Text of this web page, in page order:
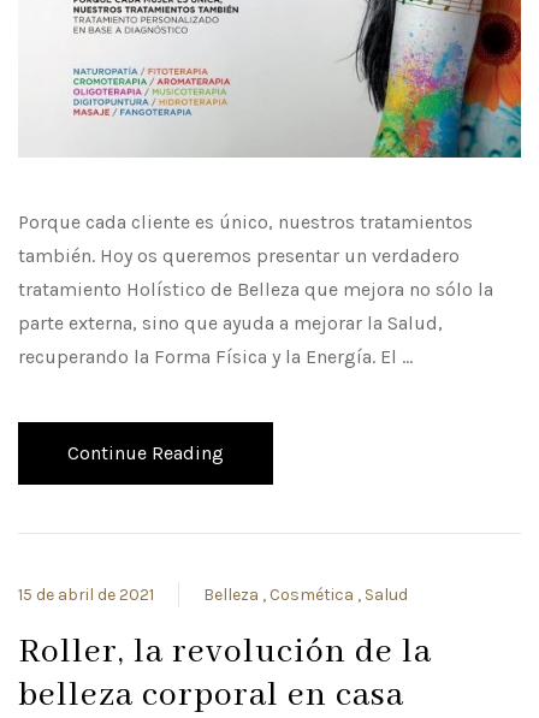
Porque cada cliente es único, nuestros tratamientos
también. Hoy os queremos presentar un verdadero
tratamiento Holístico de Belleza que mejora no sólo la
parte externa, sino que ayuda a mejorar la Salud,
recuperando la Forma Física y la Energía. El …
Continue Reading
15 de abril de 2021 Belleza Cosmética Salud
Roller, la revolución de la
belleza corporal en casa